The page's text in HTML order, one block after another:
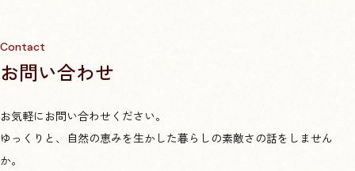
Contact
お問い合わせ
お気軽にお問い合わせください。
ゆっくりと、自然の恵みを生かした暮らしの素敵さの話をしません
か。